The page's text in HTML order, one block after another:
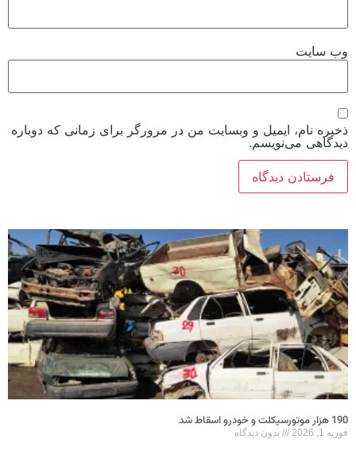
وب‌ سایت
ذخیره نام، ایمیل و وبسایت من در مرورگر برای زمانی که دوباره
دیدگاهی می‌نویسم.
190 هزار موتورسیکلت و خودرو اسقاط شد
فوریه 1, 2026 بدون دیدگاه